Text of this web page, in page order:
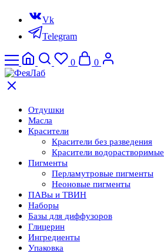
Vk
Telegram
0 0
Отдушки
Масла
Красители
Красители без разведения
Красители водорастворимые
Пигменты
Перламутровые пигменты
Неоновые пигменты
ПАВы и ТВИН
Наборы
Базы для диффузоров
Глицерин
Ингредиенты
Упаковка